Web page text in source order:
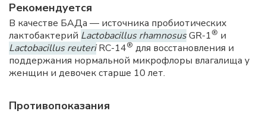
Рекомендуется
В качестве БАДа — источника пробиотических
лактобактерий Lactobacillus rhamnosusGR-1® и
Lactobacillus reuteriRC-14® для восстановления и
поддержания нормальной микрофлоры влагалища у
женщин и девочек старше 10 лет.
Противопоказания